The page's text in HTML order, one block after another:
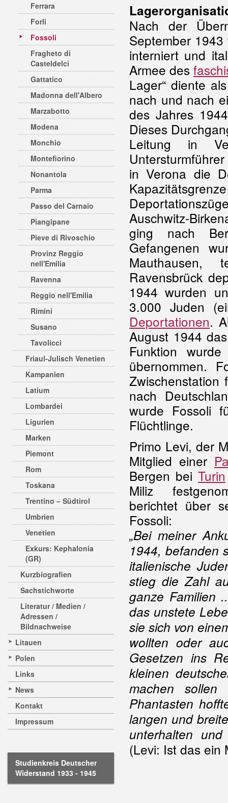
Ferrara
Forli
Fossoli
Fragheto di
Casteldelci
Gattatico
Madonna dell'Albero
Marzabotto
Modena
Monchio
Montefiorino
Nonantola
Parma
Passo del Carnaio
Piangipane
Pieve di Rivoschio
Provinz Reggio
nell'Emilia
Ravenna
Reggio nell'Emilia
Rimini
Susano
Tavolicci
Friaul-Julisch Venetien
Kampanien
Latium
Lombardei
Ligurien
Marken
Piemont
Rom
Toskana
Trentino – Südtirol
Umbrien
Venetien
Exkurs: Kephalonia
(GR)
Kurzbiografien
Sachstichworte
Literatur / Medien /
Adressen /
Bildnachweise
Litauen
Polen
Links
News
Kontakt
Impressum
Studienkreis Deutscher
Widerstand 1933 - 1945
Nach der
September 1943
interniert und
Armee des
Lager“ diente
nach und nach
des Jahres
Dieses
Leitung in
Untersturmführer
in Verona die
Auschwitz-
ging nach
Gefangenen
Mauthausen,
Ravensbrück
1944 wurden
3.000 Juden
Deportationen.
August 1944
Funktion
übernommen.
nach
wurde Fossoli
Flüchtlinge.
Primo Levi, der
Mitglied einer
Bergen bei Turin
Miliz
berichtet über
Fossoli:
„Bei meiner
1944, befanden
italienische
stieg die Zahl
ganze Familien
das unstete
sie sich von
wollten oder
Gesetzen ins
kleinen
machen
Phantasten
langen und
unterhalten
(Levi: Ist das ein